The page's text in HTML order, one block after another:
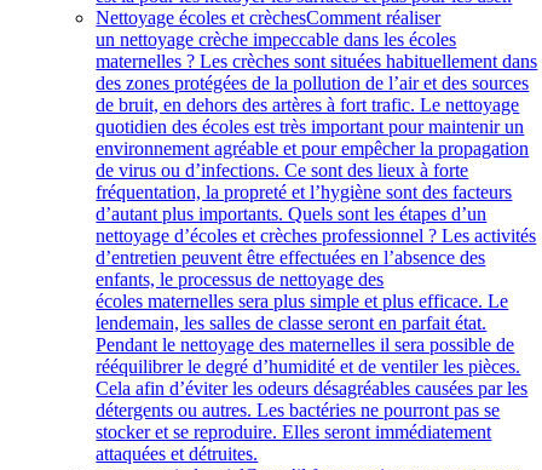
Nettoyage écoles et crèchesComment réaliser
un nettoyage crèche impeccable dans les écoles
maternelles ? Les crèches sont situées habituellement dans
des zones protégées de la pollution de l’air et des sources
de bruit, en dehors des artères à fort trafic. Le nettoyage
quotidien des écoles est très important pour maintenir un
environnement agréable et pour empêcher la propagation
de virus ou d’infections. Ce sont des lieux à forte
fréquentation, la propreté et l’hygiène sont des facteurs
d’autant plus importants. Quels sont les étapes d’un
nettoyage d’écoles et crèches professionnel ? Les activités
d’entretien peuvent être effectuées en l’absence des
enfants, le processus de nettoyage des
écoles maternelles sera plus simple et plus efficace. Le
lendemain, les salles de classe seront en parfait état.
Pendant le nettoyage des maternelles il sera possible de
rééquilibrer le degré d’humidité et de ventiler les pièces.
Cela afin d’éviter les odeurs désagréables causées par les
détergents ou autres. Les bactéries ne pourront pas se
stocker et se reproduire. Elles seront immédiatement
attaquées et détruites.